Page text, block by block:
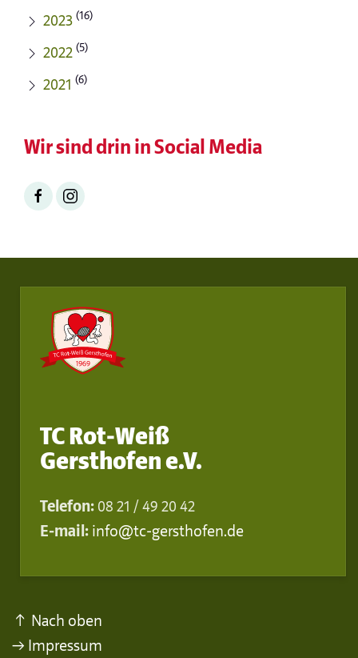
2023 (16)
2022 (5)
2021 (6)
Wir sind drin in Social Media
TC Rot-Weiß
Gersthofen e.V.
Telefon: 08 21 / 49 20 42
E-mail: info@tc-gersthofen.de
↑ Nach oben
→ Impressum